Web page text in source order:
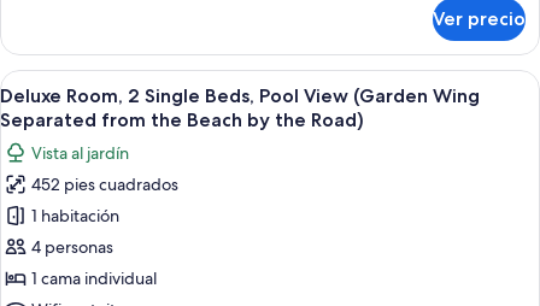
Wing
Separated
from
the
Beach
by
the
Road)
Room,
King
Bed,
Pool
View
(Garden
Wing
Separated
from
Beach
Ver precio
Abrir
todas
las
fotos
de
Deluxe
Room,
2
Una habitación de hotel moderna
6
Deluxe Room, 2 Single Beds, Pool View (Garden Wing
Separated from the Beach by the Road)
Vista al jardín
452 pies cuadrados
1 habitación
4 personas
1 cama individual